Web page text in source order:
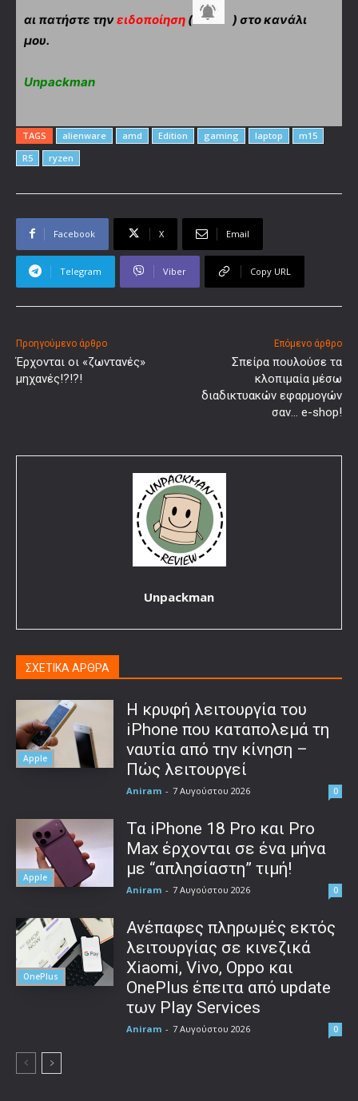
αι πατήστε τηνειδοποίηση (
) στο κανάλι
μου.
Unpackman
TAGS alienware amd Edition gaming laptop
m15
R5
ryzen
Facebook X Email
Telegram Viber Copy URL
Προηγούμενο άρθρο
Έρχονται οι «ζωντανές»
μηχανές!?!?!
Επόμενο άρθρο
Σπείρα πουλούσε τα
κλοπιμαία μέσω
διαδικτυακών εφαρμογών
σαν… e-shop!
Unpackman
ΣΧΕΤΙΚΑ ΑΡΘΡΑ
Apple
Η κρυφή λειτουργία του
iPhone που καταπολεμά τη
ναυτία από την κίνηση –
Πώς λειτουργεί
Aniram - 7 Αυγούστου 2026 0
Apple
Τα iPhone 18 Pro και Pro
Max έρχονται σε ένα μήνα
με “απλησίαστη” τιμή!
Aniram - 7 Αυγούστου 2026 0
OnePlus
Ανέπαφες πληρωμές εκτός
λειτουργίας σε κινεζικά
Xiaomi, Vivo, Oppo και
OnePlus έπειτα από update
των Play Services
Aniram - 7 Αυγούστου 2026 0